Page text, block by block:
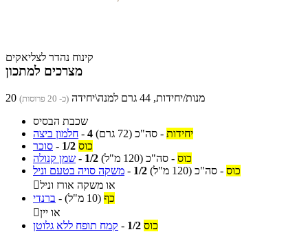
קינוח נהדר לצליאקים
מצרכים למתכון
20 מנות/יחידות, 44 גרם למנה\יחידה (כ- 20 פרוסות)
שכבת הבסיס
חלמון ביצה - 4 יחידות - סה"כ (72 גרם)
סוכר - 1/2 כוס
שמן קנולה - 1/2 כוס - סה"כ (120 מ"ל)
משקה סויה בטעם וניל - 1/2 כוס - סה"כ (120 מ"ל)
או משקה אורז וניל
ברנדי - כף (10 מ"ל)
או יין
קמח תופח ללא גלוטן - 1/2 כוס